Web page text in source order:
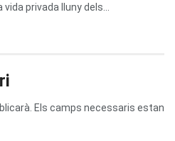
privada lluny dels...
Els camps necessaris estan